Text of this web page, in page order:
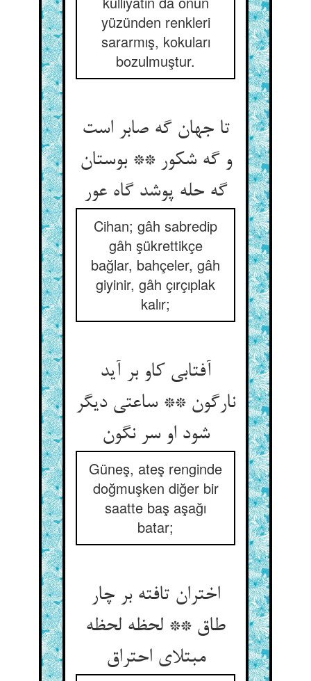
yüzünden renkleri
sararmış, kokuları
bozulmuştur.
تا جهان گه صابر است
و گه شکور ** بوستان
گه حله پوشد گاه عور
Cihan; gâh sabredip
gâh şükrettikçe
bağlar, bahçeler, gâh
giyinir, gâh çırçıplak
kalır;
آفتابی کاو بر آید
نارگون ** ساعتی دیگر
شود او سر نگون‌‌
Güneş, ateş renginde
doğmuşken diğer bir
saatte baş aşağı
batar;
اختران تافته بر چار
طاق ** لحظه لحظه
مبتلای احتراق‌‌